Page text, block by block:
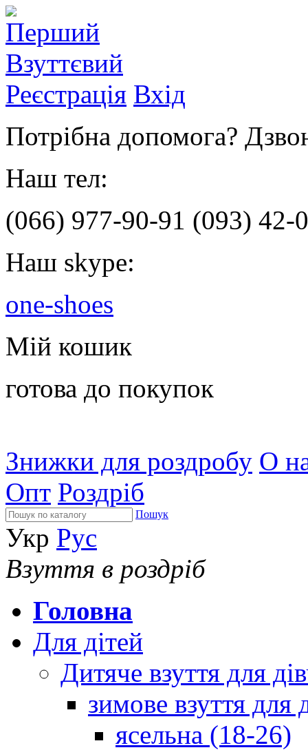
Реєстрація Вхід
Потрібна допомога?
Наш тел:
(066) 977-90-91 (093) 42-
Наш skype:
one-shoes
Мій кошик
готова до покупок
Знижки для роздробу О
Опт Роздріб
Пошук
Укр Рус
Взуття в роздріб
Головна
Для дітей
Дитяче взуття для
зимове взуття для
ясельна (18-26)